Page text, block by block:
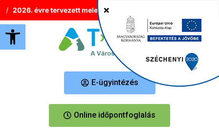
Eszköztár megnyitása
2026. évre tervezett melegvíz-korlátozások Tatabányán
E-ügyintézés
Online időpontfoglalás